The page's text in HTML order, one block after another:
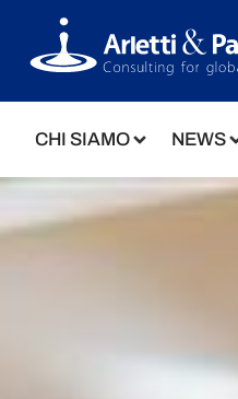
CHI SIAMO NEWS